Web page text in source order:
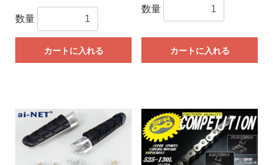
数量
カートに入れる
数量
カートに入れる